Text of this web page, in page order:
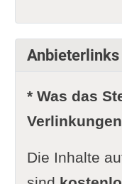
* Was das
Die Inhalte